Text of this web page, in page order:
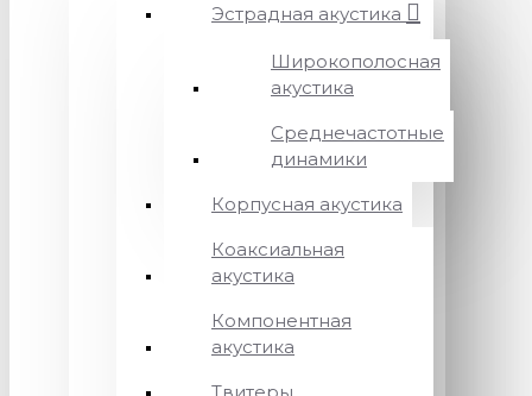
Эстрадная акустика
Широкополосная
акустика
Среднечастотные
динамики
Корпусная акустика
Коаксиальная
акустика
Компонентная
акустика